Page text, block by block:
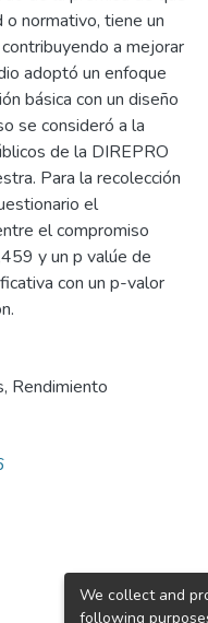
normativo, tiene un
a mejorar
adoptó un enfoque
básica con un diseño
se consideró a la
de la DIREPRO
Para la recolección
el
el compromiso
y un p valúe de
con un p-valor
, Rendimiento
We collect and
following